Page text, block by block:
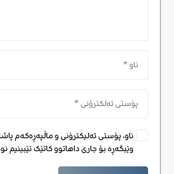
ناو، پۆستی ئەلیکترۆنی و ماڵپەڕەکەم
وێبگەڕە بۆ جاری داهاتوو کاتێک تێبینیم